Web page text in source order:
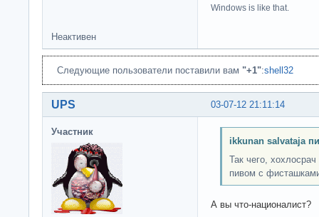
Windows is like that.
Неактивен
Следующие пользователи поставили вам "+1":shell32
03-07-12 21:11:14
UPS
Участник
ikkunan salvataja
Так чего,
пивом с
А вы что-националист?